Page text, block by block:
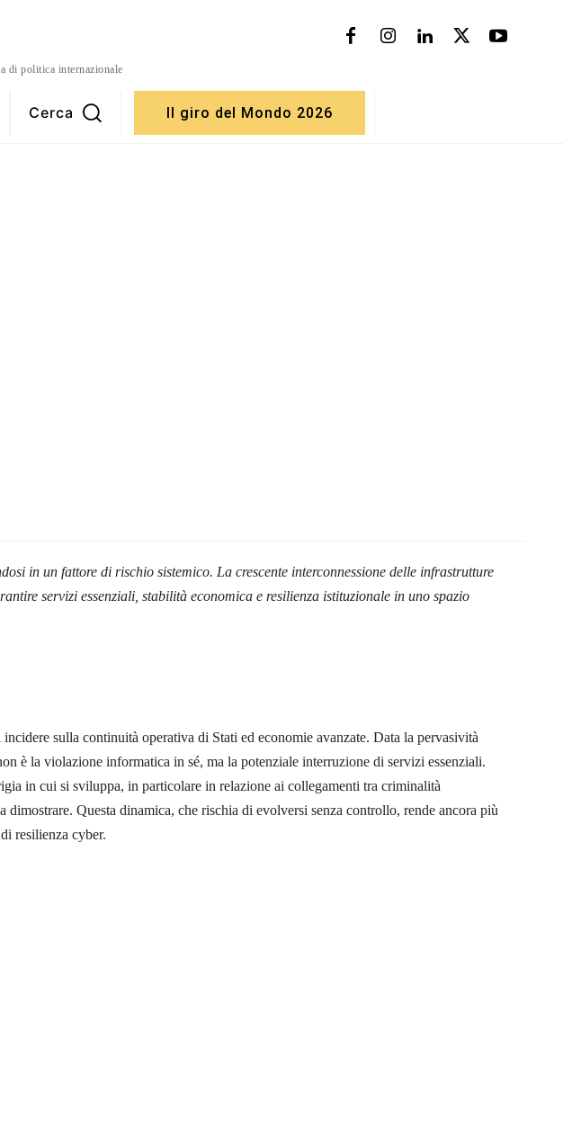
di politica internazionale
Cerca Il giro del Mondo 2026
in un fattore di rischio sistemico. La crescente interconnessione delle infrastrutture
servizi essenziali, stabilità economica e resilienza istituzionale in uno spazio
sulla continuità operativa di Stati ed economie avanzate. Data la pervasività
è la violazione informatica in sé, ma la potenziale interruzione di servizi essenziali.
in cui si sviluppa, in particolare in relazione ai collegamenti tra criminalità
Questa dinamica, che rischia di evolversi senza controllo, rende ancora più
resilienza cyber.